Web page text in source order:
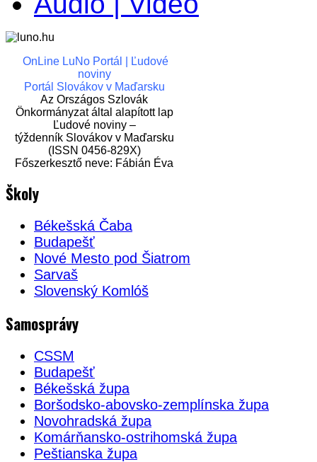
OnLine LuNo Portál | Ľudové
noviny
Portál Slovákov v Maďarsku
Az Országos Szlovák
Önkormányzat által alapított lap
Ľudové noviny –
týždenník Slovákov v Maďarsku
(ISSN 0456-829X)
Főszerkesztő neve: Fábián Éva
Školy
Békešská Čaba
Budapešť
Nové Mesto pod Šiatrom
Sarvaš
Slovenský Komlóš
Samosprávy
CSSM
Budapešť
Békešská župa
Boršodsko-abovsko-zemplínska župa
Novohradská župa
Komárňansko-ostrihomská župa
Peštianska župa